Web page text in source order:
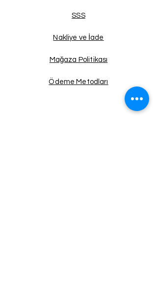
SSS
Nakliye ve İade
Mağaza Politikası
Ödeme Metodları